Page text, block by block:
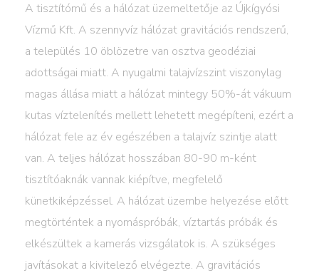
A tisztítómű és a hálózat üzemeltetője az Újkígyósi
Vízmű Kft. A szennyvíz hálózat gravitációs rendszerű,
a település 10 öblözetre van osztva geodéziai
adottságai miatt. A nyugalmi talajvízszint viszonylag
magas állása miatt a hálózat mintegy 50%-át vákuum
kutas víztelenítés mellett lehetett megépíteni, ezért a
hálózat fele az év egészében a talajvíz szintje alatt
van. A teljes hálózat hosszában 80-90 m-ként
tisztítóaknák vannak kiépítve, megfelelő
künetkiképzéssel. A hálózat üzembe helyezése előtt
megtörténtek a nyomáspróbák, víztartás próbák és
elkészültek a kamerás vizsgálatok is. A szükséges
javításokat a kivitelező elvégezte. A gravitációs